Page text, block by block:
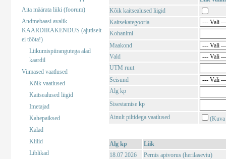
Aita määrata liiki (foorum)
Andmebaasi avalik
KAARDIRAKENDUS (ajutiselt
ei tööta!)
Liikumispiirangutega alad
kaardil
Viimased vaatlused
Kõik vaatlused
Kaitsealused liigid
Imetajad
Kahepaiksed
Kalad
Kiilid
Liblikad
Kõik kaitsealused liigid
Kaitsekategooria
Kohanimi
Maakond
Vald
UTM ruut
Seisund
Alg kp
Sisestamise kp
Ainult piltidega vaatlused
(Kuva
Alg kp
Liik
18.07 2026
Pernis apivorus (herilaseviu)